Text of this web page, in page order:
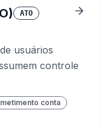
ATO
usuários
controle
conta